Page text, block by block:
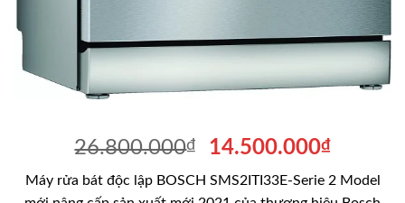
26.800.000₫
Giá
là:
14.500.000₫Giá
tại
Máy rửa bát độc lập BOSCH SMS2ITI33E-Serie 2 Model